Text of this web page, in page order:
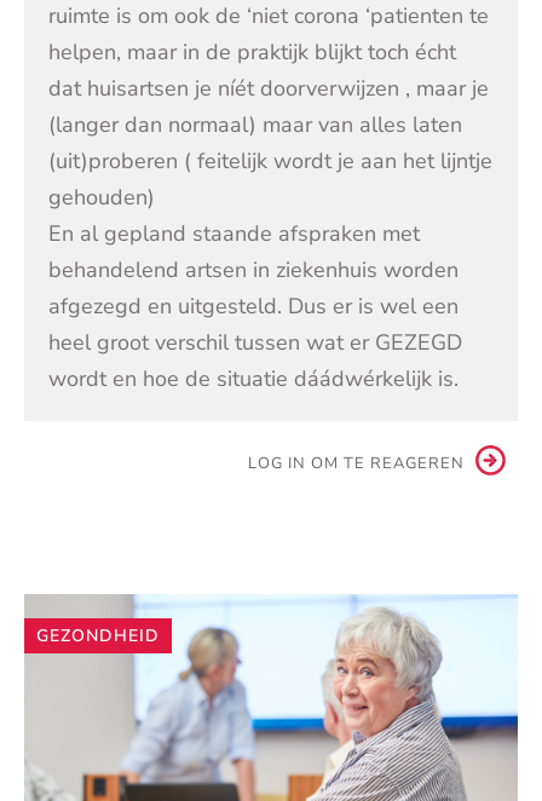
ruimte is om ook de ‘niet corona ‘patienten te
helpen, maar in de praktijk blijkt toch écht
dat huisartsen je níét doorverwijzen , maar je
(langer dan normaal) maar van alles laten
(uit)proberen ( feitelijk wordt je aan het lijntje
gehouden)
En al gepland staande afspraken met
behandelend artsen in ziekenhuis worden
afgezegd en uitgesteld. Dus er is wel een
heel groot verschil tussen wat er GEZEGD
wordt en hoe de situatie dáádwérkelijk is.
LOG IN OM TE REAGEREN
Andere
artikelen
GEZONDHEID